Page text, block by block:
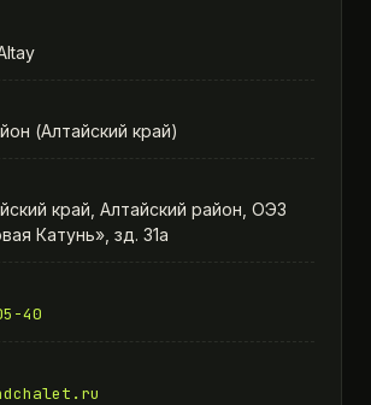
(Алтайский край)
край, Алтайский район, ОЭЗ
Катунь», зд. 31а
40